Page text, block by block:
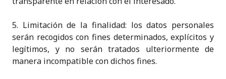
5. Limitación de la finalidad: los datos personales
serán recogidos con fines determinados, explícitos y
legítimos, y no serán tratados ulteriormente de
manera incompatible con dichos fines.